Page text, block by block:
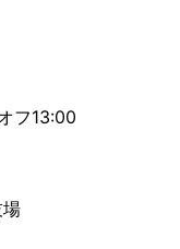
フ13:00